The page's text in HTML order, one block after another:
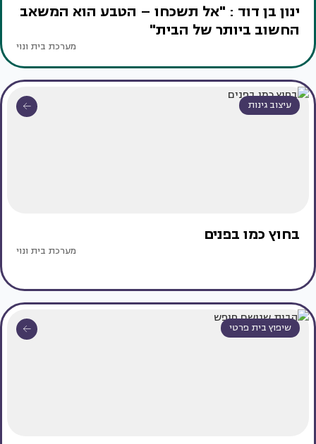
ינון בן דוד : "אל תשכחו – הטבע הוא המשאב
החשוב ביותר של הבית"
מערכת בית ונוי
עיצוב גינות
בחוץ כמו בפנים
מערכת בית ונוי
שיפוץ בית פרטי